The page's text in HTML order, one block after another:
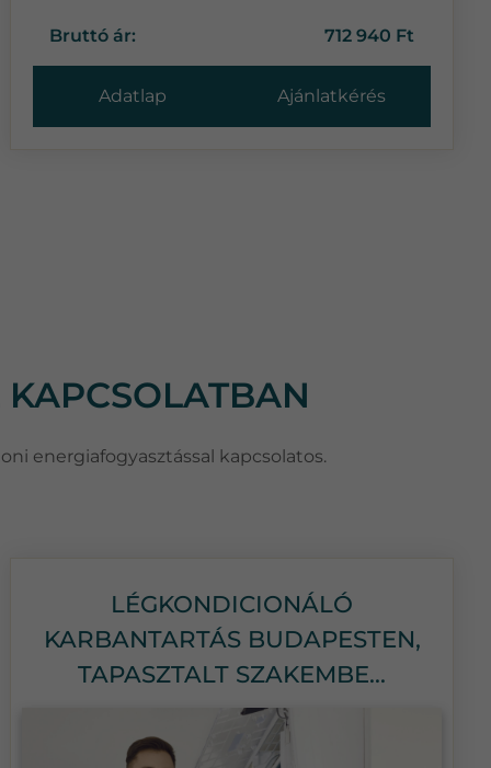
Bruttó ár: 712 940 Ft
Adatlap Ajánlatkérés
energiafogyasztással kapcsolatos.
LÉGKONDICIONÁLÓ
KARBANTARTÁS BUDAPESTEN,
TAPASZTALT SZAKEMBE...